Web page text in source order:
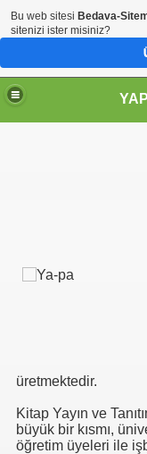
üretmektedir.
Kitap Yayın ve
büyük bir kısmı,
öğretim üyeleri ile
Bu web sitesi Bedava-
sitenizi ister misiniz?